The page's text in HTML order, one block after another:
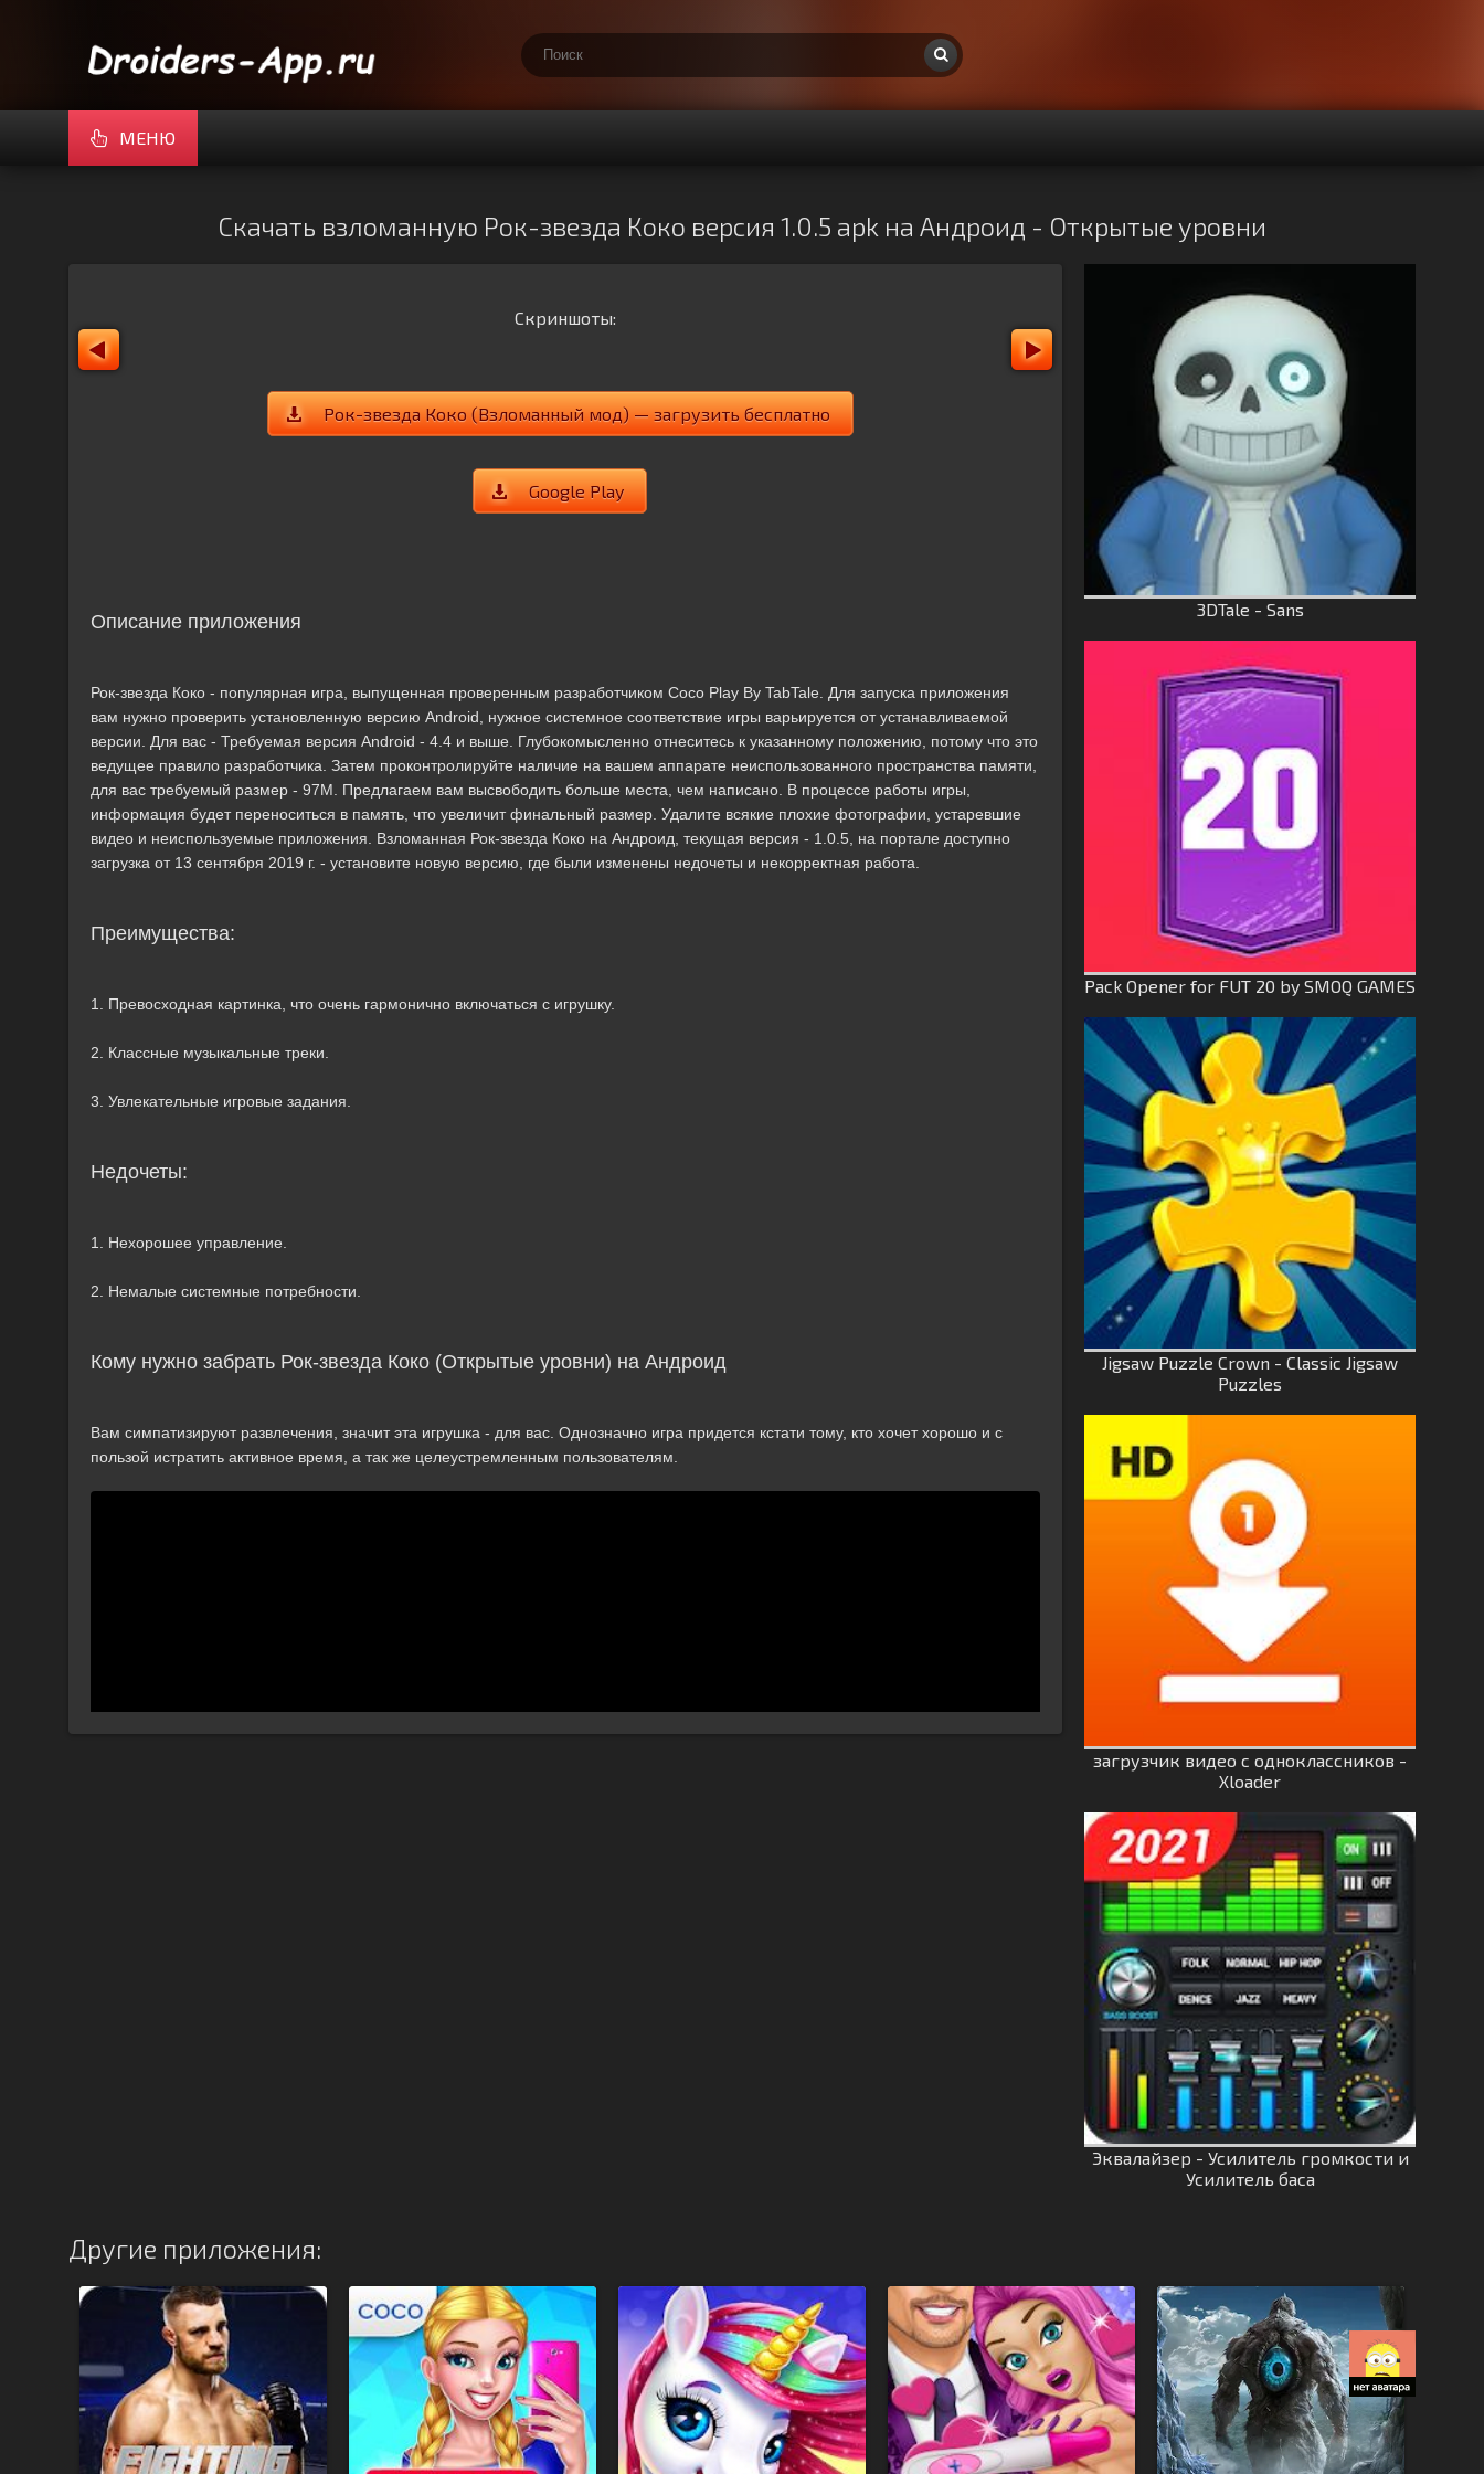
МЕНЮ
Скачать взломанную Рок-звезда Коко версия 1.0.5 apk на Андроид - Открытые уровни
Скриншоты:
Рок-звезда Коко (Взломанный мод) — загрузить бесплатно
Google Play
Описание приложения
Рок-звезда Коко - популярная игра, выпущенная проверенным разработчиком Coco Play By TabTale. Для запуска приложения
вам нужно проверить установленную версию Android, нужное системное соответствие игры варьируется от устанавливаемой
версии. Для вас - Требуемая версия Android - 4.4 и выше. Глубокомысленно отнеситесь к указанному положению, потому что это
ведущее правило разработчика. Затем проконтролируйте наличие на вашем аппарате неиспользованного пространства памяти,
для вас требуемый размер - 97M. Предлагаем вам высвободить больше места, чем написано. В процессе работы игры,
информация будет переноситься в память, что увеличит финальный размер. Удалите всякие плохие фотографии, устаревшие
видео и неиспользуемые приложения. Взломанная Рок-звезда Коко на Андроид, текущая версия - 1.0.5, на портале доступно
загрузка от 13 сентября 2019 г. - установите новую версию, где были изменены недочеты и некорректная работа.
Преимущества:
1. Превосходная картинка, что очень гармонично включаться с игрушку.
2. Классные музыкальные треки.
3. Увлекательные игровые задания.
Недочеты:
1. Нехорошее управление.
2. Немалые системные потребности.
Кому нужно забрать Рок-звезда Коко (Открытые уровни) на Андроид
Вам симпатизируют развлечения, значит эта игрушка - для вас. Однозначно игра придется кстати тому, кто хочет хорошо и с
пользой истратить активное время, а так же целеустремленным пользователям.
3DTale - Sans
Pack Opener for FUT 20 by SMOQ GAMES
Jigsaw Puzzle Crown - Classic Jigsaw
Puzzles
загрузчик видео с одноклассников -
Xloader
Эквалайзер - Усилитель громкости и
Усилитель баса
Другие приложения: